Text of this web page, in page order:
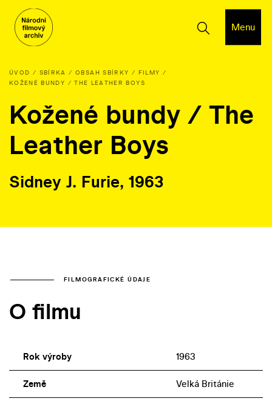
Menu
ÚVOD SBÍRKA OBSAH SBÍRKY
FILMY
KOŽENÉ BUNDY / THE LEATHER BOYS
Kožené bundy / The
Leather Boys
Sidney J. Furie, 1963
FILMOGRAFICKÉ ÚDAJE
O filmu
Rok výroby 1963
Země Velká Británie